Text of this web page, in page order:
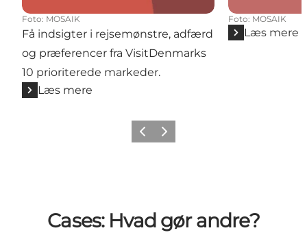
Foto: MOSAIK
Få indsigter i rejsemønstre, adfærd
og præferencer fra VisitDenmarks
10 prioriterede markeder.
Læs mere
Foto: MOSAIK
Læs mere
ForrigeNæste
Cases: Hvad gør andre?